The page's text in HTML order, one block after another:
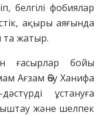
белгілі фобиялар
ақыры аяғында
та жатыр.
ғасырлар бойы
Ағзам Әбу Ханифа
ұстануға
және шелпек